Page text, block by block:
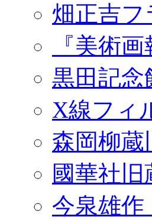
畑正吉フ
『美術
黒田記念
X線フィ
森岡柳蔵
國華社
今泉雄作